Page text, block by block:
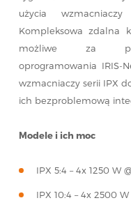
użycia
Kompleksowa zdalna
możliwe za
oprogramowania IRIS-
wzmacniaczy serii IPX
ich bezproblemową
Modele i ich moc
IPX 5:4 – 4x 1250 W
IPX 10:4 – 4x 2500 W